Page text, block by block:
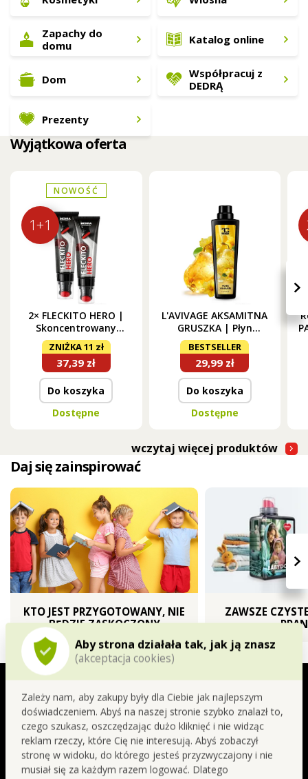
Aby strona działała tak, jak ją znasz
(akceptacja cookies)
Zależy nam, aby zakupy były dla Ciebie jak najlepszym
doświadczeniem. Abyś na naszej stronie szybko znalazł to,
czego szukasz, oszczędzając dużo kliknięć i nie widząc
reklam rzeczy, które Cię nie interesują. Abyś zobaczył
stronę w widoku, do którego jesteś przyzwyczajony i nie
musiał się za każdym razem logować. Dlatego
Zapachy do
domu
Dom
Prezenty
Katalog online
Współpracuj z
DEDRĄ
Wyjątkowa oferta
NOWOŚĆ
1+1
2× FLECKITO HERO |
Skoncentrowany
enzymatyczny
odplamiacz ze
szczoteczką | 220 ml
ZNIŻKA 11 zł
37,39 zł
Do koszyka
Dostępne
L'AVIVAGE AKSAMITNA
GRUSZKA | Płyn
zmiękczający | 750 ml
BESTSELLER
29,99 zł
Do koszyka
Dostępne
›
wczytaj więcej produktów
Daj się zainspirować
KTO JEST PRZYGOTOWANY, NIE
BĘDZIE ZASKOCZONY
ZAWSZE
›
Zobacz inne spacerki
SIGNATURE | najwyższy poziom
perfumerii
BERRIES ABSOLUTE
Malina stanowi serce tej ciemnej, owocowej
kompozycji, nadając jej słodki, soczysty i zmysłowy